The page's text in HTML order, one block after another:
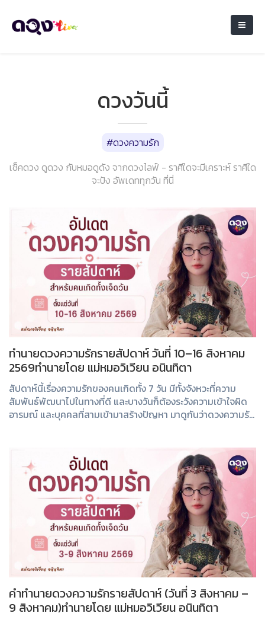
ดวงวันนี้
#ดวงความรัก
เช็คดวง ดูดวง กับหมอดูดัง จากดวงไลฟ์ - ราศีใดจะมีเคราะห์ ราศีใด
จะปัง อัพเดททุกวัน ที่นี่
ทำนายดวงความรักรายสัปดาห์ วันที่ 10–16 สิงหาคม
2569ทำนายโดย แม่หมอวิเวียน อนินทิตา
สัปดาห์นี้เรื่องความรักของคนเกิดทั้ง 7 วัน มีทั้งจังหวะที่ความ
สัมพันธ์พัฒนาไปในทางที่ดี และบางวันก็ต้องระวังความเข้าใจผิด
อารมณ์ และบุคคลที่สามเข้ามาสร้างปัญหา มาดูกันว่าดวงความรัก
คำทำนายดวงความรักรายสัปดาห์ (วันที่ 3 สิงหาคม –
9 สิงหาคม)ทำนายโดย แม่หมอวิเวียน อนินทิตา